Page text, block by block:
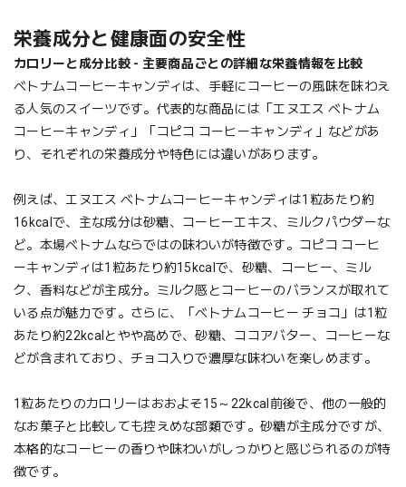
栄養成分と健康面の安全性
カロリーと成分比較 - 主要商品ごとの詳細な栄養情報を比較
ベトナムコーヒーキャンディは、手軽にコーヒーの風味を味わえ
る人気のスイーツです。代表的な商品には「エヌエス ベトナム
コーヒーキャンディ」「コピコ コーヒーキャンディ」などがあ
り、それぞれの栄養成分や特色には違いがあります。
例えば、エヌエス ベトナムコーヒーキャンディは1粒あたり約
16kcalで、主な成分は砂糖、コーヒーエキス、ミルクパウダーな
ど。本場ベトナムならではの味わいが特徴です。コピコ コーヒ
ーキャンディは1粒あたり約15kcalで、砂糖、コーヒー、ミル
ク、香料などが主成分。ミルク感とコーヒーのバランスが取れて
いる点が魅力です。さらに、「ベトナムコーヒー チョコ」は1粒
あたり約22kcalとやや高めで、砂糖、ココアバター、コーヒーな
どが含まれており、チョコ入りで濃厚な味わいを楽しめます。
1粒あたりのカロリーはおおよそ15～22kcal前後で、他の一般的
なお菓子と比較しても控えめな部類です。砂糖が主成分ですが、
本格的なコーヒーの香りや味わいがしっかりと感じられるのが特
徴です。